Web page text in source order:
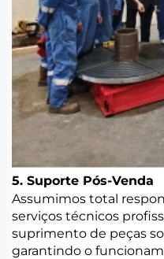
5. Suporte Pós-Venda
Assumimos total
serviços técnicos
suprimento de peças
garantindo o